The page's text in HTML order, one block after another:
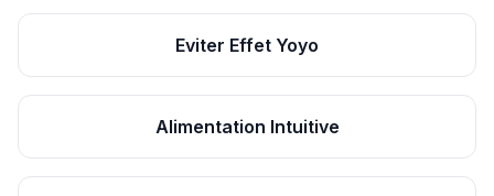
Eviter Effet Yoyo
Alimentation Intuitive